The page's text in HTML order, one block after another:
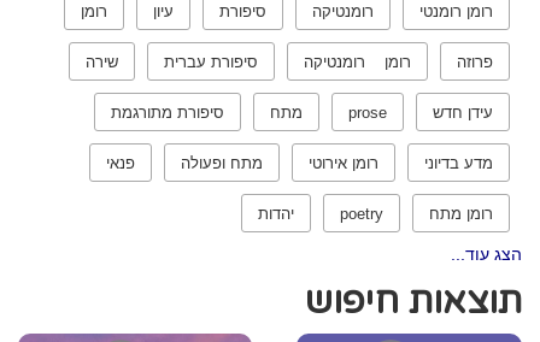
רומן רומנטי רומנטיקה סיפורת עיון רומן
פרוזה רומן רומנטיקה סיפורת עברית שירה
עידן חדש prose מתח סיפורת מתורגמת
מדע בדיוני רומן אירוטי מתח ופעולה פנאי
רומן מתח poetry יהדות
הצג עוד...
תוצאות חיפוש